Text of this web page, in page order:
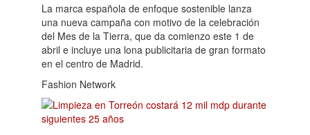
La marca española de enfoque sostenible lanza
una nueva campaña con motivo de la celebración
del Mes de la Tierra, que da comienzo este 1 de
abril e incluye una lona publicitaria de gran formato
en el centro de Madrid.
Fashion Network